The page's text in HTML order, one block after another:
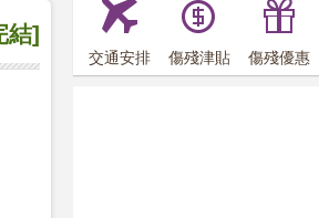
結]
交通安排 傷殘津貼 傷殘優惠